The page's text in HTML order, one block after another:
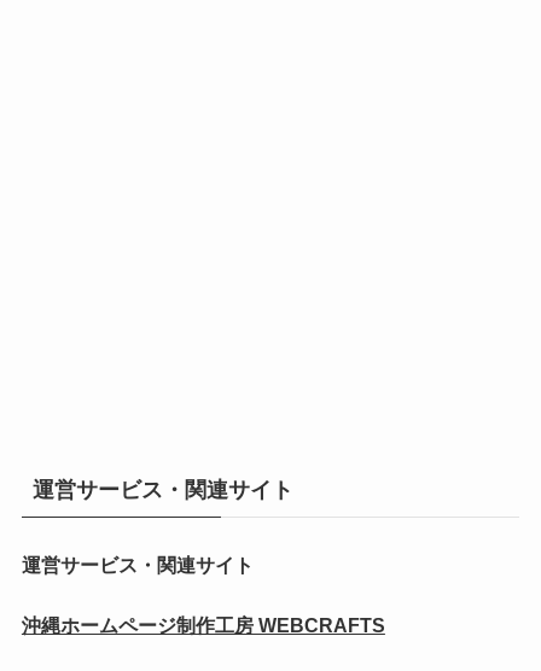
運営サービス・関連サイト
運営サービス・関連サイト
沖縄ホームページ制作工房 WEBCRAFTS